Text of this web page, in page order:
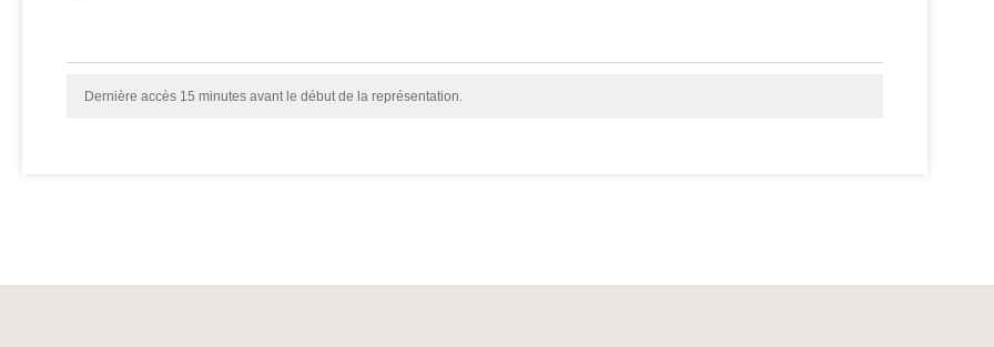
Dernière accès 15 minutes avant le début de la représentation.